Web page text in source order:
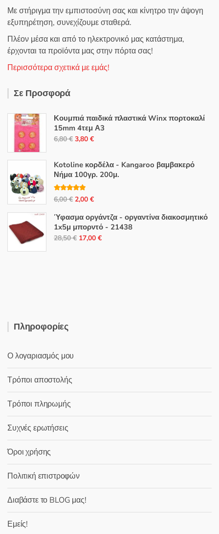
Με στήριγμα την εμπιστοσύνη σας και κίνητρο την άψογη
εξυπηρέτηση, συνεχίζουμε σταθερά.
Πλέον μέσα και από το ηλεκτρονικό μας κατάστημα,
έρχονται τα προϊόντα μας στην πόρτα σας!
Περισσότερα σχετικά με εμάς!
Σε Προσφορά
Κουμπιά παιδικά πλαστικά Winx πορτοκαλί
15mm 4τεμ Α3
6,80€ Original
was:
6,80 €.
3,80 €Η
τιμή
είναι:
Kotoline κορδέλα - Kangaroo βαμβακερό
Νήμα 100γρ. 200μ.
Βαθμολογή
θηκε με 5.00
6,00€ Original
was:
6,00 €.
2,00 €Η
τιμή
είναι:
Ύφασμα οργάντζα - οργαντίνα διακοσμητικό
1x5μ μπορντό - 21438
28,50€ Original
17,00 €Η
Πληροφορίες
Ο λογαριασμός μου
Τρόποι αποστολής
Τρόποι πληρωμής
Συχνές ερωτήσεις
Όροι χρήσης
Πολιτική επιστροφών
Διαβάστε το BLOG μας!
Εμείς!